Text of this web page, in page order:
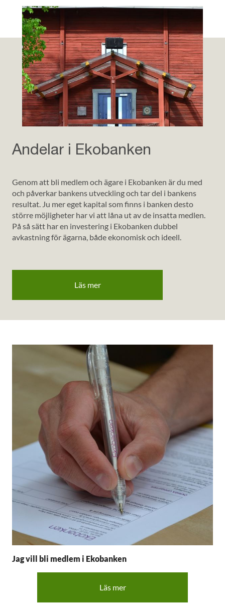
Andelar i Ekobanken
Genom att bli medlem och ägare i Ekobanken är du med
och påverkar bankens utveckling och tar del i bankens
resultat. Ju mer eget kapital som finns i banken desto
större möjligheter har vi att låna ut av de insatta medlen.
På så sätt har en investering i Ekobanken dubbel
avkastning för ägarna, både ekonomisk och ideell.
Läs mer
Jag vill bli medlem i Ekobanken
Läs mer